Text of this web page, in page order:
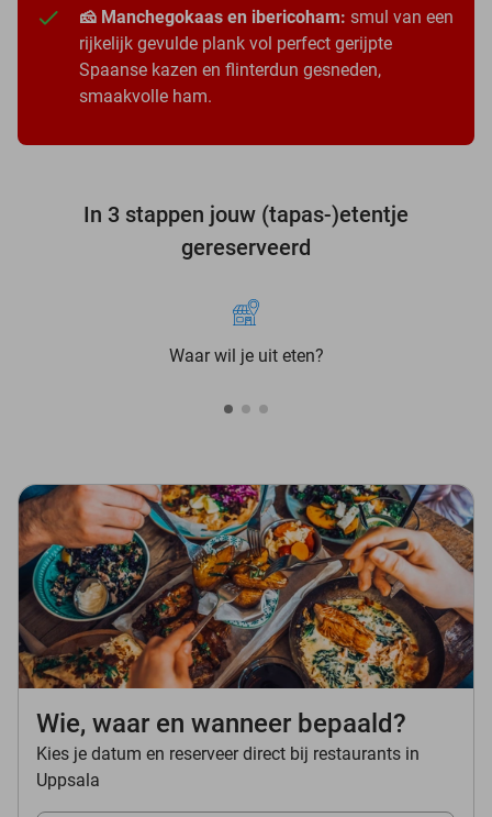
🧀 Manchegokaas en ibericoham: smul van een
rijkelijk gevulde plank vol perfect gerijpte
Spaanse kazen en flinterdun gesneden,
smaakvolle ham.
In 3 stappen jouw (tapas-)etentje
gereserveerd
Waar wil je uit eten?
Wie, waar en wanneer bepaald?
Kies je datum en reserveer direct bij restaurants in
Uppsala